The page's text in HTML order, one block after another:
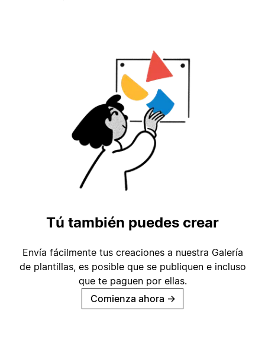
Tú también puedes crear
Envía fácilmente tus creaciones a nuestra Galería
de plantillas, es posible que se publiquen e incluso
que te paguen por ellas.
Comienza ahora →